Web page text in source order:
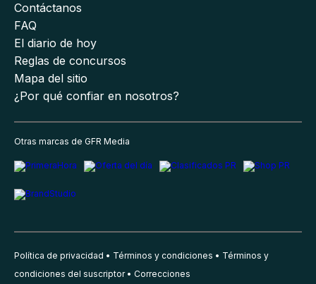
Contáctanos
FAQ
El diario de hoy
Reglas de concursos
Mapa del sitio
¿Por qué confiar en nosotros?
Otras marcas de GFR Media
Política de privacidad Términos y condiciones
Términos y
condiciones del suscriptor
Correcciones